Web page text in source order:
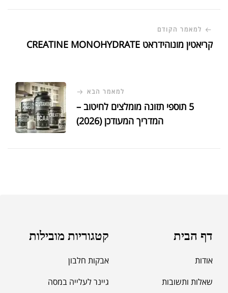
למאמר הקודם
קריאטין מונוהידראט CREATINE MONOHYDRATE
למאמר הבא
5 תוספי תזונה מומלצים לחיטוב –
המדריך המעודכן (2026)
דף הבית
אודות
שאלות ותשובות
קטגוריות מובילות
אבקות חלבון
גיינר לעלייה במסה